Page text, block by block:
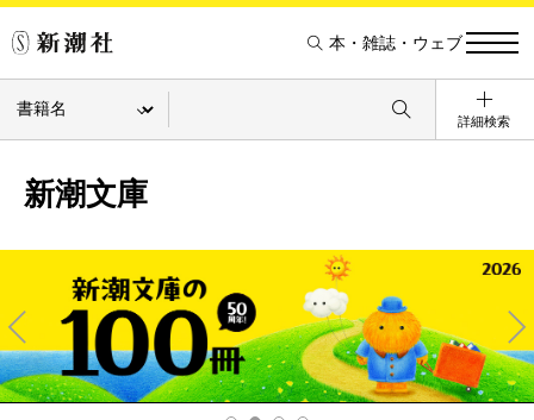
本・雑誌・ウェブ
詳細検索
新潮文庫
Pre
v
Ne
xt